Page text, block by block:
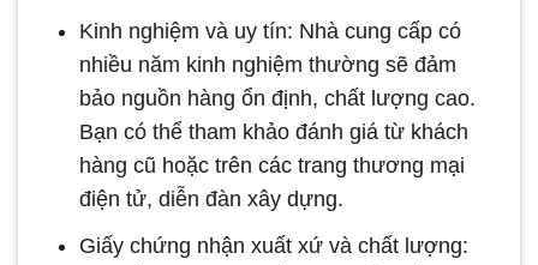
Kinh nghiệm và uy tín: Nhà cung cấp có
nhiều năm kinh nghiệm thường sẽ đảm
bảo nguồn hàng ổn định, chất lượng cao.
Bạn có thể tham khảo đánh giá từ khách
hàng cũ hoặc trên các trang thương mại
điện tử, diễn đàn xây dựng.
Giấy chứng nhận xuất xứ và chất lượng: